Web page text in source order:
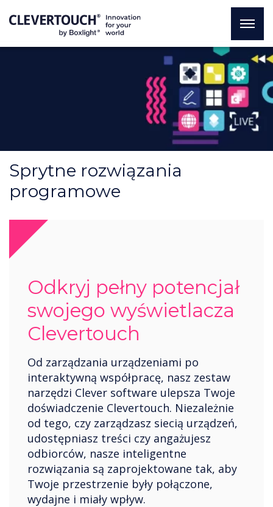
Sprytne rozwiązania
programowe
Odkryj pełny potencjał
swojego wyświetlacza
Clevertouch
Od zarządzania urządzeniami po
interaktywną współpracę, nasz zestaw
narzędzi Clever software ulepsza Twoje
doświadczenie Clevertouch. Niezależnie
od tego, czy zarządzasz siecią urządzeń,
udostępniasz treści czy angażujesz
odbiorców, nasze inteligentne
rozwiązania są zaprojektowane tak, aby
Twoje przestrzenie były połączone,
wydajne i miały wpływ.